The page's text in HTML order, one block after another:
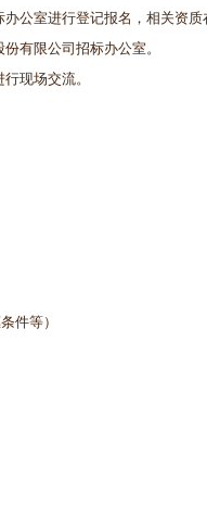
公室进行登记报名，相关资质
有限公司招标办公室。
现场交流。
件等）